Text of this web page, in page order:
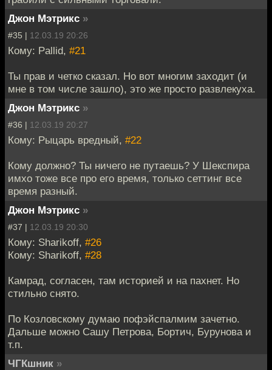
Джон Мэтрикс »
#35 | 12.03.19 20:26
Кому: Pallid, #21
Ты прав и четко сказал. Но вот многим заходит (и
мне в том числе зашло), это же просто развлекуха.
Джон Мэтрикс »
#36 | 12.03.19 20:27
Кому: Рыцарь вредный, #22
Кому должно? Ты ничего не путаешь? У Шекспира
имхо тоже все про его время, только сеттинг все
время разный.
Джон Мэтрикс »
#37 | 12.03.19 20:30
Кому: Sharikoff, #26
Кому: Sharikoff, #28
Камрад, согласен, там историей и на пахнет. Но
стильно снято.
По Козловскому думаю пофэйспалмим зачетно.
Дальше можно Сашу Петрова, Бортич, Бурунова и
т.п.
ЧГКшник »